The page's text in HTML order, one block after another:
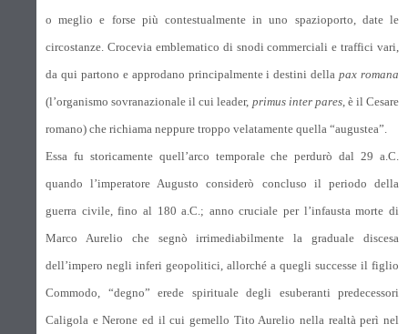
o meglio e forse più contestualmente in uno spazioporto, date le
circostanze. Crocevia emblematico di snodi commerciali e traffici vari,
da qui partono e approdano principalmente i destini dellapax romana
(l’organismo sovranazionale il cui leader, primus inter pares, è il Cesare
romano) che richiama neppure troppo velatamente quella “augustea”.
Essa fu storicamente quell’arco temporale che perdurò dal 29 a.C.
quando l’imperatore Augusto considerò concluso il periodo della
guerra civile, fino al 180 a.C.; anno cruciale per l’infausta morte di
Marco Aurelio che segnò irrimediabilmente la graduale discesa
dell’impero negli inferi geopolitici, allorché a quegli successe il figlio
Commodo, “degno” erede spirituale degli esuberanti predecessori
Caligola e Nerone ed il cui gemello Tito Aurelio nella realtà perì nel